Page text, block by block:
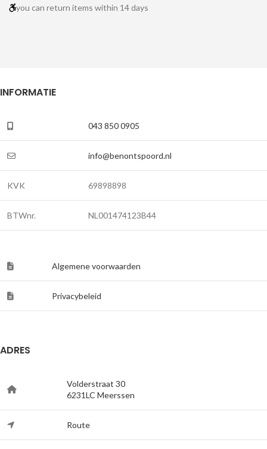
you can return items within 14 days
INFORMATIE
043 850 0905
info@benontspoord.nl
KVK 69898898
BTWnr. NL001474123B44
Algemene voorwaarden
Privacybeleid
ADRES
Volderstraat 30
6231LC Meerssen
Route